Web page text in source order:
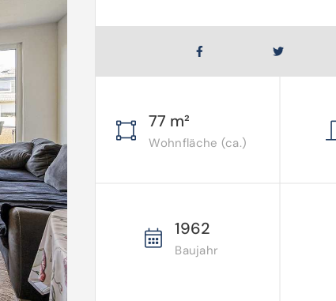
77 m²
Wohnfläche (ca.)
1962
Baujahr